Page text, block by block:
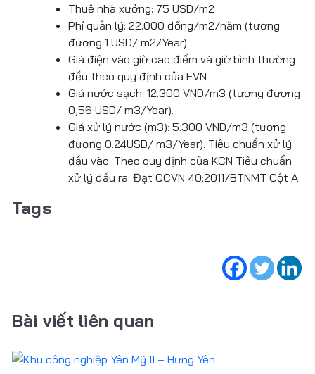
Thuê nhà xưởng: 75 USD/m2
Phí quản lý: 22.000 đồng/m2/năm (tương
đương 1 USD/ m2/Year).
Giá điện vào giờ cao điểm và giờ bình thường
đều theo quy định của EVN
Giá nước sạch: 12.300 VND/m3 (tương đương
0,56 USD/ m3/Year).
Giá xử lý nước (m3): 5.300 VND/m3 (tương
đương 0.24USD/ m3/Year). Tiêu chuẩn xử lý
đầu vào: Theo quy định của KCN Tiêu chuẩn
xử lý đầu ra: Đạt QCVN 40:2011/BTNMT Cột A
Tags
Bài viết liên quan